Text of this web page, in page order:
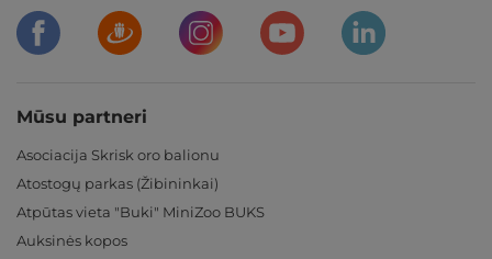
Mūsu partneri
Asociacija Skrisk oro balionu
Atostogų parkas (Žibininkai)
Atpūtas vieta "Buki" MiniZoo BUKS
Auksinės kopos